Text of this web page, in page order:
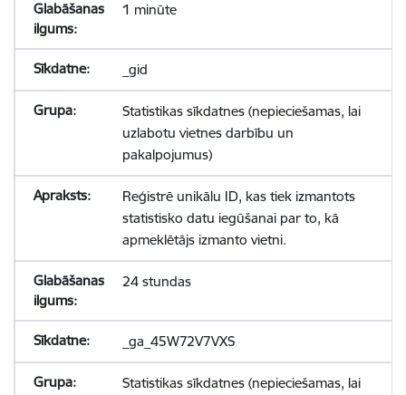
1 minūte
_gid
Statistikas sīkdatnes (nepieciešamas, lai
uzlabotu vietnes darbību un
pakalpojumus)
Reģistrē unikālu ID, kas tiek izmantots
statistisko datu iegūšanai par to, kā
apmeklētājs izmanto vietni.
24 stundas
_ga_45W72V7VXS
Statistikas sīkdatnes (nepieciešamas, lai